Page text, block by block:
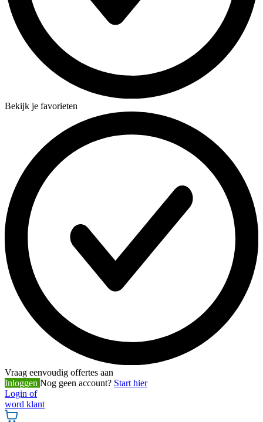
Bekijk je favorieten
Vraag eenvoudig offertes aan
Inloggen Nog geen account? Start hier
Login of
word klant